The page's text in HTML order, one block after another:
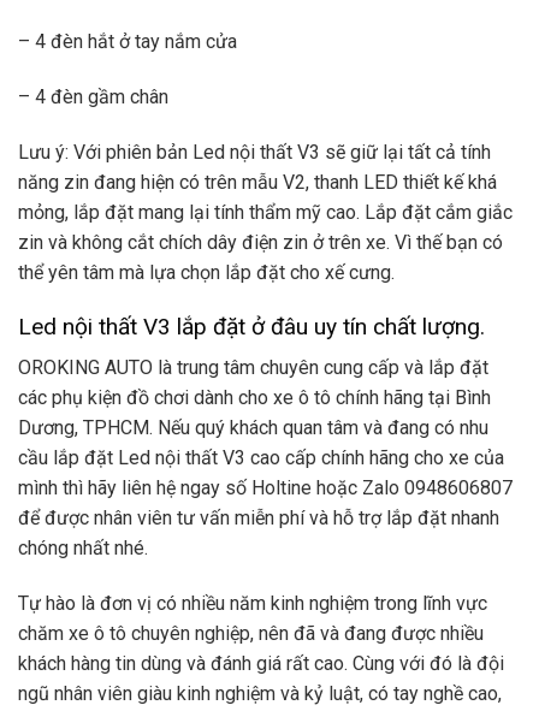
– 4 đèn hắt ở tay nắm cửa
– 4 đèn gầm chân
Lưu ý: Với phiên bản Led nội thất V3 sẽ giữ lại tất cả tính
năng zin đang hiện có trên mẫu V2, thanh LED thiết kế khá
mỏng, lắp đặt mang lại tính thẩm mỹ cao. Lắp đặt cắm giắc
zin và không cắt chích dây điện zin ở trên xe. Vì thế bạn có
thể yên tâm mà lựa chọn lắp đặt cho xế cưng.
Led nội thất V3 lắp đặt ở đâu uy tín chất lượng.
OROKING AUTO là trung tâm chuyên cung cấp và lắp đặt
các phụ kiện đồ chơi dành cho xe ô tô chính hãng tại Bình
Dương, TPHCM. Nếu quý khách quan tâm và đang có nhu
cầu lắp đặt Led nội thất V3 cao cấp chính hãng cho xe của
mình thì hãy liên hệ ngay số Holtine hoặc Zalo 0948606807
để được nhân viên tư vấn miễn phí và hỗ trợ lắp đặt nhanh
chóng nhất nhé.
Tự hào là đơn vị có nhiều năm kinh nghiệm trong lĩnh vực
chăm xe ô tô chuyên nghiệp, nên đã và đang được nhiều
khách hàng tin dùng và đánh giá rất cao. Cùng với đó là đội
ngũ nhân viên giàu kinh nghiệm và kỷ luật, có tay nghề cao,